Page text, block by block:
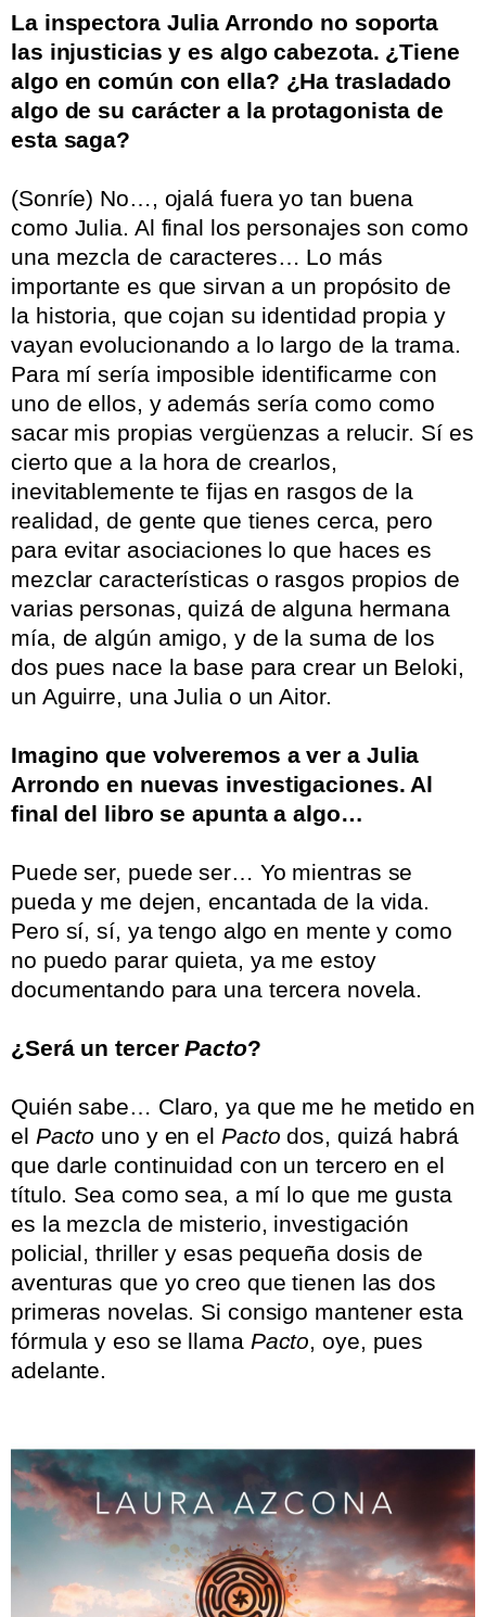
La inspectora Julia Arrondo no soporta
las injusticias y es algo cabezota. ¿Tiene
algo en común con ella? ¿Ha trasladado
algo de su carácter a la protagonista de
esta saga?
(Sonríe) No…, ojalá fuera yo tan buena
como Julia. Al final los personajes son como
una mezcla de caracteres… Lo más
importante es que sirvan a un propósito de
la historia, que cojan su identidad propia y
vayan evolucionando a lo largo de la trama.
Para mí sería imposible identificarme con
uno de ellos, y además sería como como
sacar mis propias vergüenzas a relucir. Sí es
cierto que a la hora de crearlos,
inevitablemente te fijas en rasgos de la
realidad, de gente que tienes cerca, pero
para evitar asociaciones lo que haces es
mezclar características o rasgos propios de
varias personas, quizá de alguna hermana
mía, de algún amigo, y de la suma de los
dos pues nace la base para crear un Beloki,
un Aguirre, una Julia o un Aitor.
Imagino que volveremos a ver a Julia
Arrondo en nuevas investigaciones. Al
final del libro se apunta a algo…
Puede ser, puede ser… Yo mientras se
pueda y me dejen, encantada de la vida.
Pero sí, sí, ya tengo algo en mente y como
no puedo parar quieta, ya me estoy
documentando para una tercera novela.
¿Será un tercerPacto?
Quién sabe… Claro, ya que me he metido en
el Pacto uno y en el Pactodos, quizá habrá
que darle continuidad con un tercero en el
título. Sea como sea, a mí lo que me gusta
es la mezcla de misterio, investigación
policial, thriller y esas pequeña dosis de
aventuras que yo creo que tienen las dos
primeras novelas. Si consigo mantener esta
fórmula y eso se llama Pacto, oye, pues
adelante.